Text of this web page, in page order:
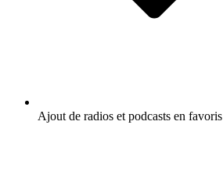
Ajout de radios et podcasts en favoris